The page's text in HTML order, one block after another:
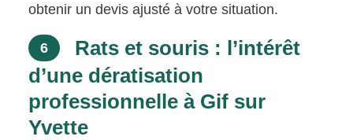
obtenir un devis ajusté à votre situation.
6
Rats et souris : l’intérêt
d’une dératisation
professionnelle à Gif sur
Yvette